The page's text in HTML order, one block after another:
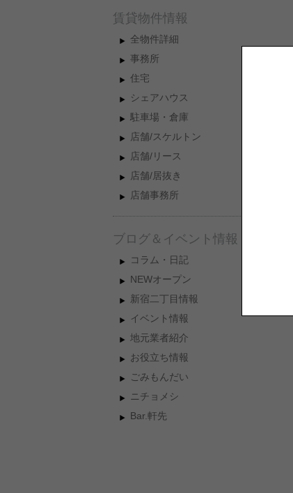
賃貸物件情報
全物件詳細
事務所
住宅
シェアハウス
駐車場・倉庫
店舗/スケルトン
店舗/リース
店舗/居抜き
店舗事務所
ブログ＆イベント情報
コラム・日記
NEWオープン
新宿二丁目情報
イベント情報
地元業者紹介
お役立ち情報
ごみもんだい
ニチョメシ
Bar.軒先